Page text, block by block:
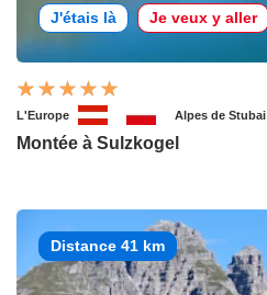
J'étais là Je veux y aller
L'Europe Alpes de Stubai
Montée à Sulzkogel
Distance 41 km